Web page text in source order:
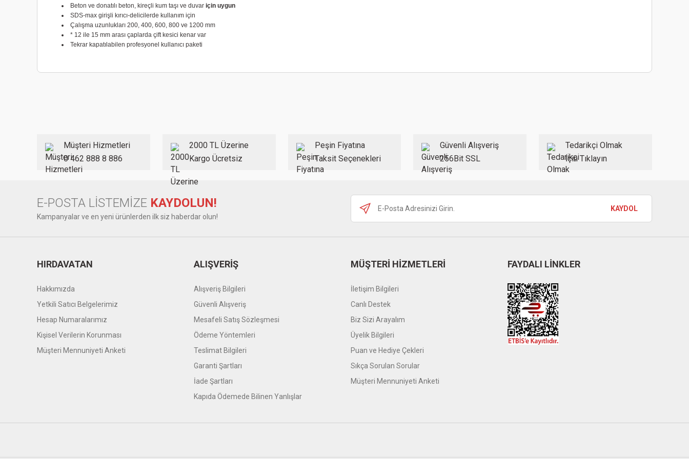
Beton ve donatılı beton, kireçli kum taşı ve duvar için uygun
SDS-max girişli kırıcı-delicilerde kullanım için
Çalışma uzunlukları 200, 400, 600, 800 ve 1200 mm
* 12 ile 15 mm arası çaplarda çift kesici kenar var
Tekrar kapatılabilen profesyonel kullanıcı paketi
Yorum Yaz
Gönder
Müşteri Hizmetleri
0 462 888 8 886
2000 TL Üzerine
Kargo Ücretsiz
Peşin Fiyatına
Taksit Seçenekleri
Güvenli Alışveriş
256Bit SSL
Tedarikçi Olmak
İçin Tıklayın
E-POSTA LİSTEMİZE KAYDOLUN!
Kampanyalar ve en yeni ürünlerden ilk siz haberdar olun!
KAYDOL
HIRDAVATAN
Hakkımızda
Yetkili Satıcı Belgelerimiz
Hesap Numaralarımız
Kişisel Verilerin Korunması
Müşteri Mennuniyeti Anketi
ALIŞVERİŞ
Alışveriş Bilgileri
Güvenli Alışveriş
Mesafeli Satış Sözleşmesi
Ödeme Yöntemleri
Teslimat Bilgileri
Garanti Şartları
İade Şartları
Kapıda Ödemede Bilinen Yanlışlar
MÜŞTERİ HİZMETLERİ
İletişim Bilgileri
Canlı Destek
Biz Sizi Arayalım
Üyelik Bilgileri
Puan ve Hediye Çekleri
Sıkça Sorulan Sorular
Müşteri Mennuniyeti Anketi
FAYDALI LİNKLER